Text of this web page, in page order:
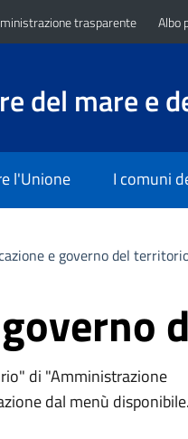
trasparente Albo
del mare e
l'Unione I comuni
e governo del
di "Amministrazione
dal menù disponibile.